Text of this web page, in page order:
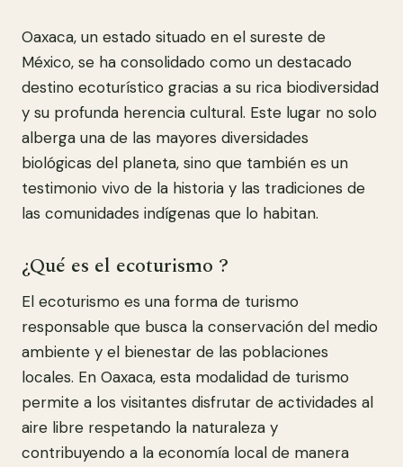
Oaxaca, un estado situado en el sureste de
México, se ha consolidado como un destacado
destino ecoturístico gracias a su rica biodiversidad
y su profunda herencia cultural. Este lugar no solo
alberga una de las mayores diversidades
biológicas del planeta, sino que también es un
testimonio vivo de la historia y las tradiciones de
las comunidades indígenas que lo habitan.
¿Qué es el ecoturismo ?
El ecoturismo es una forma de turismo
responsable que busca la conservación del medio
ambiente y el bienestar de las poblaciones
locales. En Oaxaca, esta modalidad de turismo
permite a los visitantes disfrutar de actividades al
aire libre respetando la naturaleza y
contribuyendo a la economía local de manera